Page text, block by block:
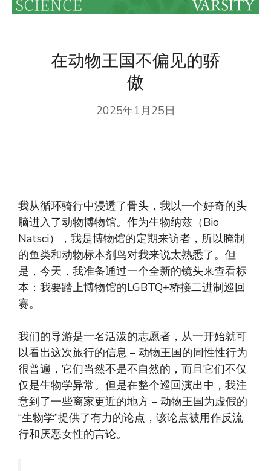
在动物王国不偏见的骄
傲
2025年1月25日
我从循环骑行中浸透了骨头，我以一个好奇的头
脑进入了动物博物馆。作为生物纳兹（Bio
Natsci），我是博物馆的定期来访者，所以腌制
的鱼类和动物标本剂鸟对我来说太熟悉了。但
是，今天，我准备通过一个全新的镜头来查看标
本：我要踏上博物馆的LGBTQ+桥接二进制巡回
赛。
我们的导游是一名活泼的志愿者，从一开始就可
以看出这次旅行的信息 – 动物王国的同性性行为
很普遍，它们当然不是不自然的，而且它们不仅
仅是生物学异常。但是在整个巡回演出中，我注
意到了一些离家更近的地方 – 动物王国为虚假的
“生物学”提供了有力的论点，该论点被用作反流
行和厌恶女性的言论。